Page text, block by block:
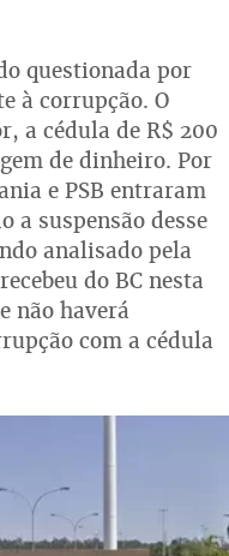
questionada por
à corrupção. O
a cédula de R$ 200
de dinheiro. Por
e PSB entraram
a suspensão desse
analisado pela
do BC nesta
não haverá
com a cédula